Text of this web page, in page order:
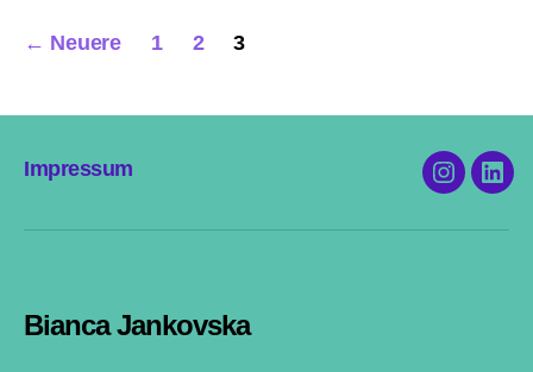
Hilfe?”
Seitennummerierung
← Neuere 1 2 3
Impressum
Bianca Jankovska